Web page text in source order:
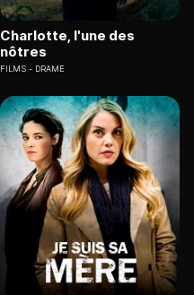
Charlotte, l'une des
nôtres
FILMS DRAME